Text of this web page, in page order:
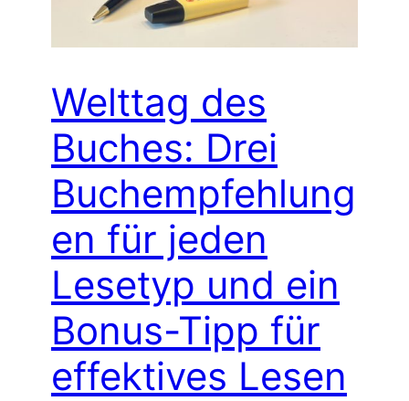
Welttag des
Buches: Drei
Buchempfehlung
en für jeden
Lesetyp und ein
Bonus-Tipp für
effektives Lesen